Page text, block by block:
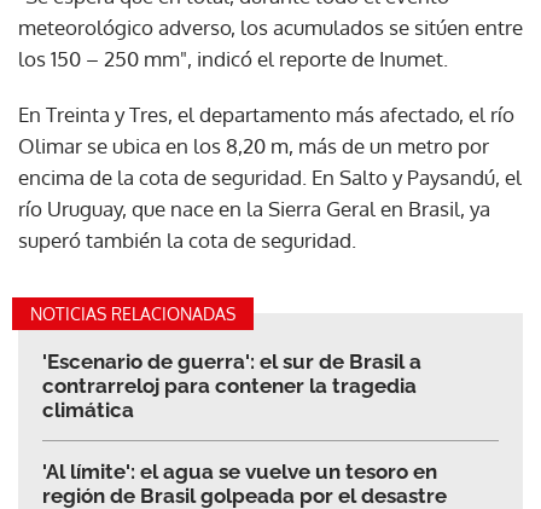
meteorológico adverso, los acumulados se sitúen entre
los 150 – 250 mm", indicó el reporte de Inumet.
En Treinta y Tres, el departamento más afectado, el río
Olimar se ubica en los 8,20 m, más de un metro por
encima de la cota de seguridad. En Salto y Paysandú, el
río Uruguay, que nace en la Sierra Geral en Brasil, ya
superó también la cota de seguridad.
NOTICIAS RELACIONADAS
'Escenario de guerra': el sur de Brasil a
contrarreloj para contener la tragedia
climática
'Al límite': el agua se vuelve un tesoro en
región de Brasil golpeada por el desastre